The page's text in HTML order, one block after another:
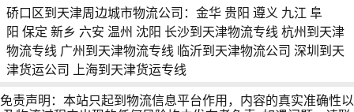
硚口区到天津周边城市物流公司： 金华贵阳 遵义 九江 阜
阳 保定 新乡 六安 温州 沈阳 长沙到天津物流专线杭州到天津
物流专线 广州到天津物流专线 临沂到天津物流公司 深圳到天
津货运公司 上海到天津货运专线
免责声明：本站只起到物流信息平台作用，内容的真实准确性以